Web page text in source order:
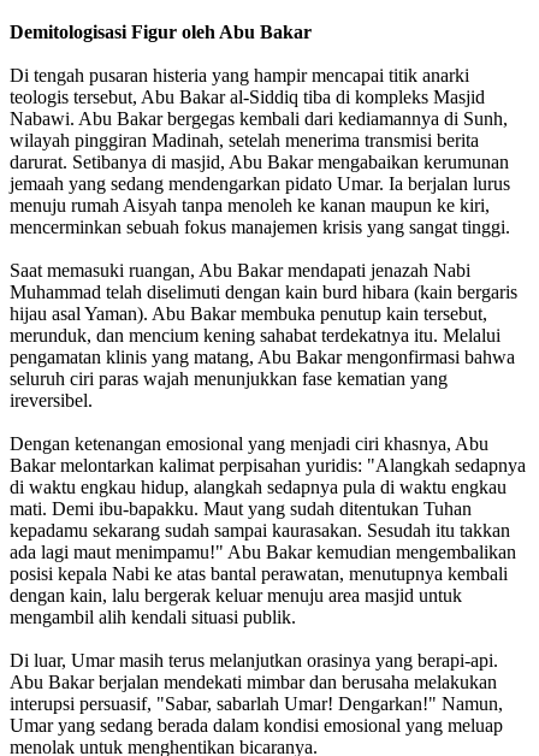
Demitologisasi Figur oleh Abu Bakar
Di tengah pusaran histeria yang hampir mencapai titik anarki
teologis tersebut, Abu Bakar al-Siddiq tiba di kompleks Masjid
Nabawi. Abu Bakar bergegas kembali dari kediamannya di Sunh,
wilayah pinggiran Madinah, setelah menerima transmisi berita
darurat. Setibanya di masjid, Abu Bakar mengabaikan kerumunan
jemaah yang sedang mendengarkan pidato Umar. Ia berjalan lurus
menuju rumah Aisyah tanpa menoleh ke kanan maupun ke kiri,
mencerminkan sebuah fokus manajemen krisis yang sangat tinggi.
Saat memasuki ruangan, Abu Bakar mendapati jenazah Nabi
Muhammad telah diselimuti dengan kain burd hibara (kain bergaris
hijau asal Yaman). Abu Bakar membuka penutup kain tersebut,
merunduk, dan mencium kening sahabat terdekatnya itu. Melalui
pengamatan klinis yang matang, Abu Bakar mengonfirmasi bahwa
seluruh ciri paras wajah menunjukkan fase kematian yang
ireversibel.
Dengan ketenangan emosional yang menjadi ciri khasnya, Abu
Bakar melontarkan kalimat perpisahan yuridis: "Alangkah sedapnya
di waktu engkau hidup, alangkah sedapnya pula di waktu engkau
mati. Demi ibu-bapakku. Maut yang sudah ditentukan Tuhan
kepadamu sekarang sudah sampai kaurasakan. Sesudah itu takkan
ada lagi maut menimpamu!" Abu Bakar kemudian mengembalikan
posisi kepala Nabi ke atas bantal perawatan, menutupnya kembali
dengan kain, lalu bergerak keluar menuju area masjid untuk
mengambil alih kendali situasi publik.
Di luar, Umar masih terus melanjutkan orasinya yang berapi-api.
Abu Bakar berjalan mendekati mimbar dan berusaha melakukan
interupsi persuasif, "Sabar, sabarlah Umar! Dengarkan!" Namun,
Umar yang sedang berada dalam kondisi emosional yang meluap
menolak untuk menghentikan bicaranya.